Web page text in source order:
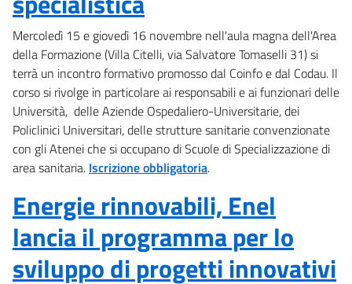
Mercoledì 15 e giovedì 16 novembre nell'aula magna dell'Area
della Formazione (Villa Citelli, via Salvatore Tomaselli 31) si
terrà un incontro formativo promosso dal Coinfo e dal Codau. Il
corso si rivolge in particolare ai responsabili e ai funzionari delle
Università, delle Aziende Ospedaliero-Universitarie, dei
Policlinici Universitari, delle strutture sanitarie convenzionate
con gli Atenei che si occupano di Scuole di Specializzazione di
area sanitaria. Iscrizione obbligatoria.
Energie rinnovabili, Enel
lancia il programma per lo
sviluppo di progetti innovativi